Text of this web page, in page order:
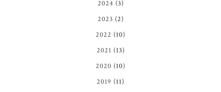
2024 (3)
2023 (2)
2022 (10)
2021 (13)
2020 (10)
2019 (11)